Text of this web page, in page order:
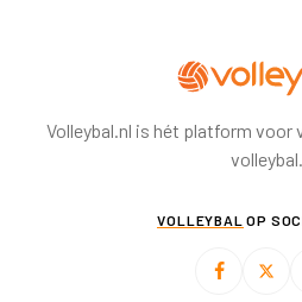
Volleybal.nl is hét platform voor
volleybal.
VOLLEYBAL OP